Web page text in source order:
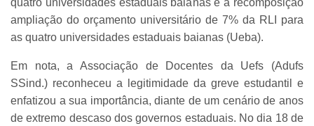
ampliação do orçamento universitário de 7% da RLI para
as quatro universidades estaduais baianas (Ueba).
Em nota, a Associação de Docentes da Uefs (Adufs
SSind.) reconheceu a legitimidade da greve estudantil e
enfatizou a sua importância, diante de um cenário de anos
de extremo descaso dos governos estaduais. No dia 18 de